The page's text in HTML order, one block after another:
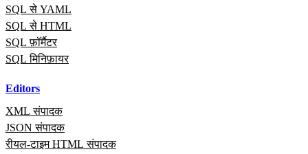
SQL से YAML
SQL से HTML
SQL फ़ॉर्मैटर
SQL मिनिफ़ायर
Editors
XML संपादक
JSON संपादक
रीयल‑टाइम HTML संपादक